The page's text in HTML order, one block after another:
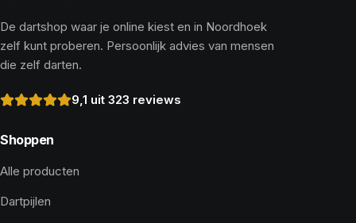
De dartshop waar je online kiest en in Noordhoek
zelf kunt proberen. Persoonlijk advies van mensen
die zelf darten.
9,1 uit 323 reviews
Shoppen
Alle producten
Dartpijlen